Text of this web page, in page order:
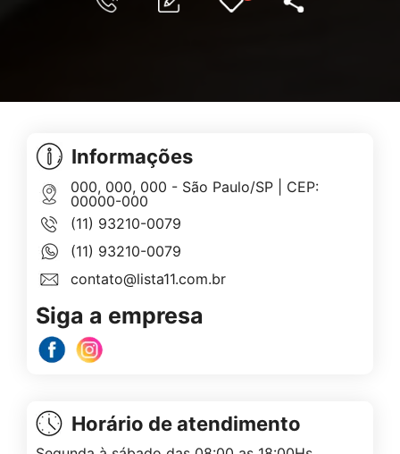
Informações
000, 000, 000 - São Paulo/SP | CEP:
00000-000
(11) 93210-0079
(11) 93210-0079
contato@lista11.com.br
Siga a empresa
Horário de atendimento